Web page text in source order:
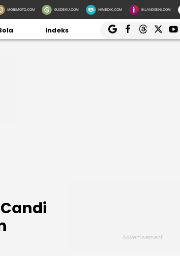
MOBIMOTO.COM GUIDEKU.COM HIMEDIK.COM IKLANDISINI.COM
Indeks